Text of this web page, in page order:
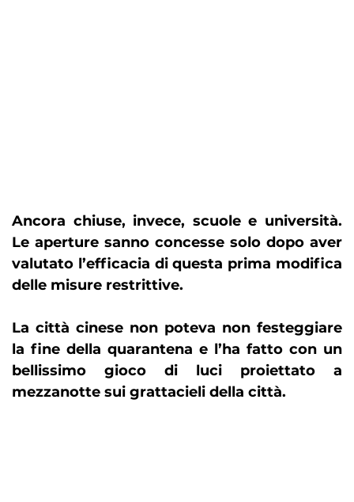
Ancora chiuse, invece, scuole e università.
Le aperture sanno concesse solo dopo aver
valutato l’efficacia di questa prima modifica
delle misure restrittive.
La città cinese non poteva non festeggiare
la fine della quarantena e l’ha fatto con un
bellissimo gioco di luci proiettato a
mezzanotte sui grattacieli della città.